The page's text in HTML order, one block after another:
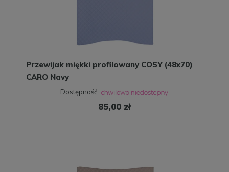
Przewijak miękki profilowany COSY (48x70)
CARO Navy
Dostępność:
85,00 zł